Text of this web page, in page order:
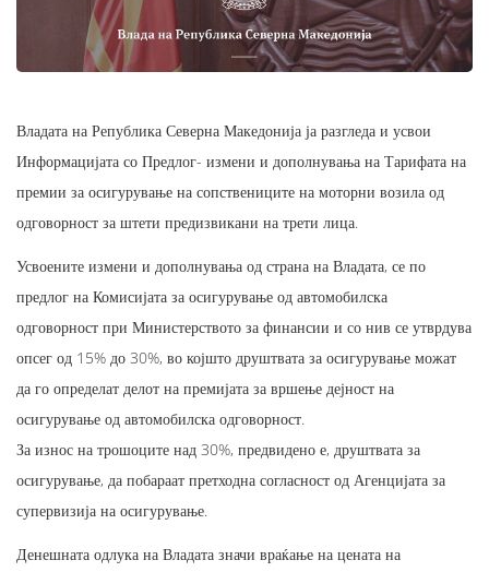
Владата на Република Северна Македонија ја разгледа и усвои
Информацијата со Предлог- измени и дополнувања на Тарифата на
премии за осигурување на сопствениците на моторни возила од
одговорност за штети предизвикани на трети лица.
Усвоените измени и дополнувања од страна на Владата, се по
предлог на Комисијата за осигурување од автомобилска
одговорност при Министерството за финансии и со нив се утврдува
опсег од 15% до 30%, во којшто друштвата за осигурување можат
да го определат делот на премијата за вршење дејност на
осигурување од автомобилска одговорност.
За износ на трошоците над 30%, предвидено е, друштвата за
осигурување, да побараат претходна согласност од Агенцијата за
супервизија на осигурување.
Денешната одлука на Владата значи враќање на цената на